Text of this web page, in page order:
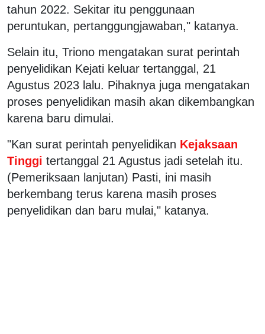
tahun 2022. Sekitar itu penggunaan
peruntukan, pertanggungjawaban," katanya.
Selain itu, Triono mengatakan surat perintah
penyelidikan Kejati keluar tertanggal, 21
Agustus 2023 lalu. Pihaknya juga mengatakan
proses penyelidikan masih akan dikembangkan
karena baru dimulai.
"Kan surat perintah penyelidikan Kejaksaan
Tinggi tertanggal 21 Agustus jadi setelah itu.
(Pemeriksaan lanjutan) Pasti, ini masih
berkembang terus karena masih proses
penyelidikan dan baru mulai," katanya.